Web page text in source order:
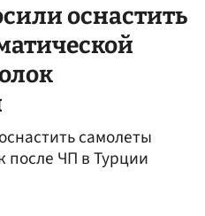
оснастить
самолеты
после ЧП в Турции